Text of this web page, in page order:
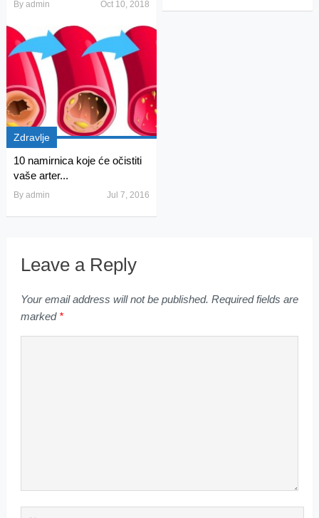
By admin Oct 10, 2018
Zdravlje
10 namirnica koje će očistiti
vaše arter...
By admin Jul 7, 2016
Leave a Reply
Your email address will not be published. Required fields are
marked *